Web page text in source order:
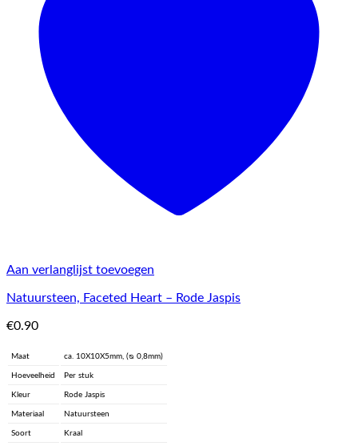
Aan verlanglijst toevoegen
Natuursteen, Faceted Heart – Rode Jaspis
€0.90
Maat ca. 10X10X5mm, (ᴓ 0,8mm)
Hoeveelheid Per stuk
Kleur Rode Jaspis
Materiaal Natuursteen
Soort Kraal